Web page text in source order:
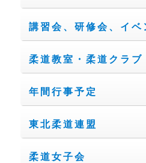
講習会、研修会、イベ
柔道教室・柔道クラ
年間行事予定
東北柔道連盟
柔道女子会